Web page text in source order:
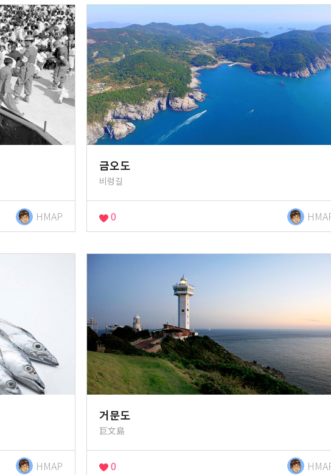
HMAP
금오도
비렁길
0
HMAP
거문도
巨文島
0